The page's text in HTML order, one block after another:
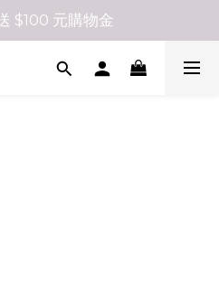
$100 元購物金